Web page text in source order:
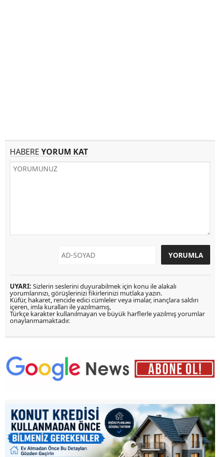
HABERE YORUM KAT
UYARI: Sizlerin seslerini duyurabilmek için konu ile alakalı
yorumlarınızı, görüşlerinizi fikirlerinizi mutlaka yazın.
Küfür, hakaret, rencide edici cümleler veya imalar, inançlara saldırı
içeren, imla kuralları ile yazılmamış,
Türkçe karakter kullanılmayan ve büyük harflerle yazılmış yorumlar
onaylanmamaktadır.